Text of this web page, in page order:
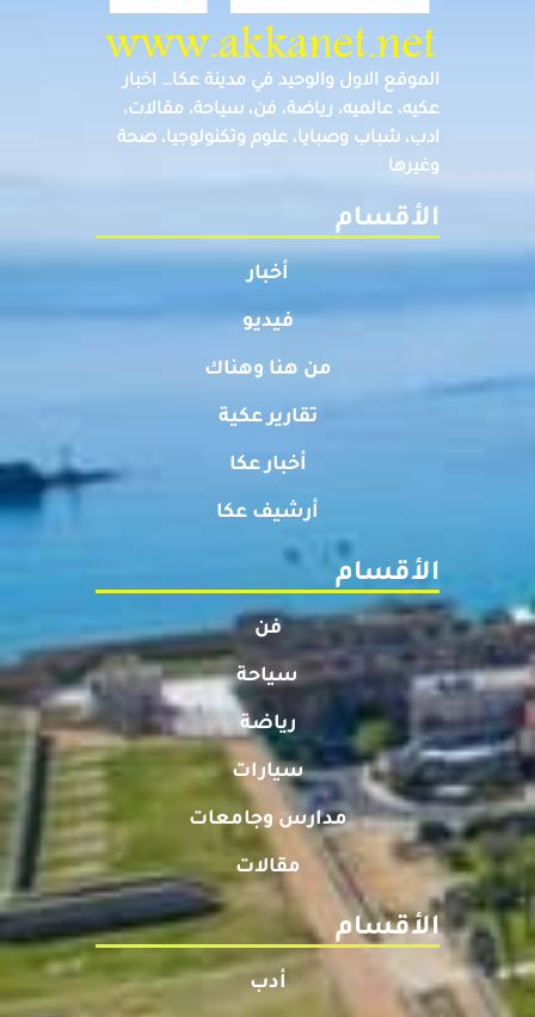
الموقع الاول والوحيد في مدينة عكا… اخبار
عكيه، عالميه، رياضة، فن، سياحة، مقالات،
ادب، شباب وصبايا، علوم وتكنولوجيا، صحة
وغيرها
الأقسام
أخبار
فيديو
من هنا وهناك
تقارير عكية
أخبار عكا
أرشيف عكا
الأقسام
فن
سياحة
رياضة
سيارات
مدارس وجامعات
مقالات
الأقسام
أدب